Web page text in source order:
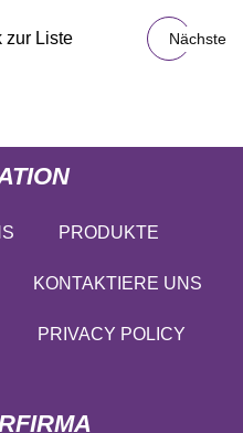
zur Liste Nächste
PRODUKTE
KONTAKTIERE UNS
PRIVACY POLICY